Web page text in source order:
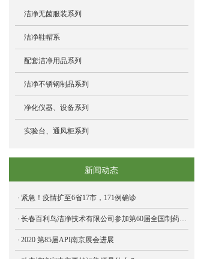
洁净无菌服装系列
洁净鞋帽系
配套洁净用品系列
洁净不锈钢制品系列
净化仪器、设备系列
实验台、通风柜系列
新闻动态
紧急！疫情扩至6省17市，171例确诊
长春百利鸟洁净技术有限公司参加第60届全国制药机械博览会，圆满结束
2020 第85届API南京展会进展